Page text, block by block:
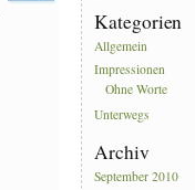
Kategorien
Allgemein
Impressionen
Ohne Worte
Unterwegs
Archiv
September 2010